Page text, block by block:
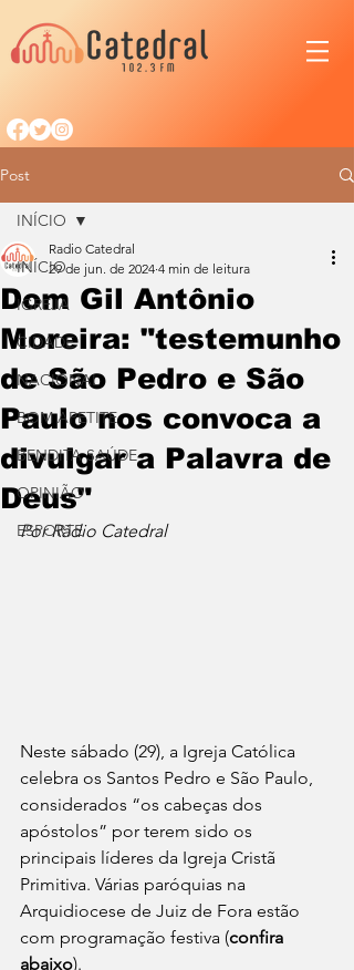
Post
INÍCIO
IGREJA
CIDADE
NACIONAL
BOM APETITE
BENDITA SAÚDE
OPINIÃO
ESPORTE
INÍCIO
Dom Gil Antônio
Moreira: "testemunho
de São Pedro e São
Paulo nos convoca a
divulgar a Palavra de
Deus"
Radio Catedral
29 de jun. de 2024 4 min de leitura
Por Rádio Catedral
Neste sábado (29), a Igreja Católica
celebra os Santos Pedro e São Paulo,
considerados “os cabeças dos
apóstolos” por terem sido os
principais líderes da Igreja Cristã
Primitiva. Várias paróquias na
Arquidiocese de Juiz de Fora estão
com programação festiva (confira
abaixo).